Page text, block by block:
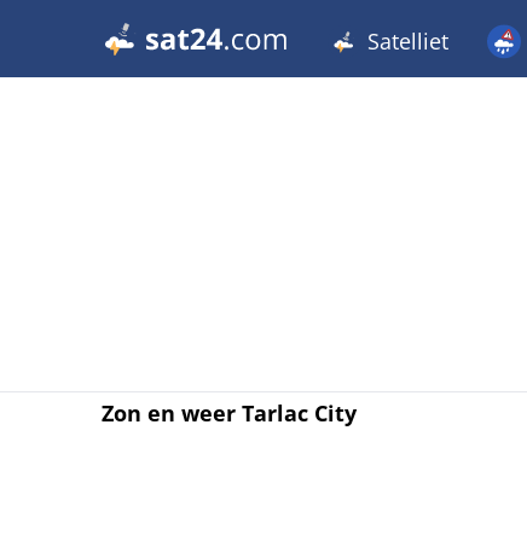
Satelliet
Zon en weer Tarlac City